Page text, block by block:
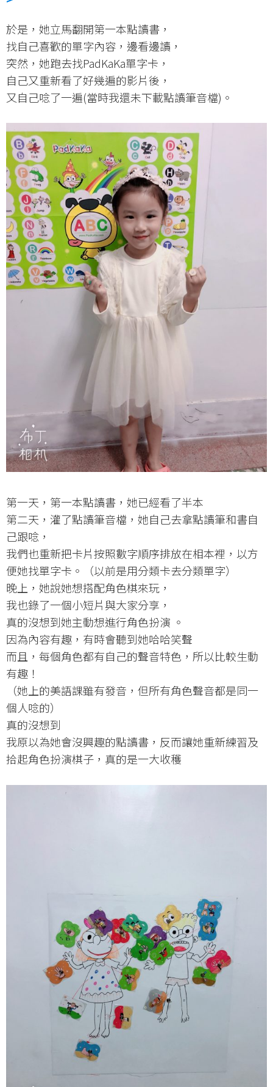
於是，她立馬翻開第一本點讀書，
找自己喜歡的單字內容，邊看邊讀，
突然，她跑去找PadKaKa單字卡，
自己又重新看了好幾遍的影片後，
又自己唸了一遍(當時我還未下載點讀筆音檔)。
第一天，第一本點讀書，她已經看了半本
第二天，灌了點讀筆音檔，她自己去拿點讀筆和書自
己跟唸，
我們也重新把卡片按照數字順序排放在相本裡，以方
便她找單字卡。（以前是用分類卡去分類單字）
晚上，她說她想搭配角色棋來玩，
我也錄了一個小短片與大家分享，
真的沒想到她主動想進行角色扮演 。
因為內容有趣，有時會聽到她哈哈笑聲
而且，每個角色都有自己的聲音特色，所以比較生動
有趣！
（她上的美語課雖有發音，但所有角色聲音都是同一
個人唸的）
真的沒想到
我原以為她會沒興趣的點讀書，反而讓她重新練習及
拾起角色扮演棋子，真的是一大收穫